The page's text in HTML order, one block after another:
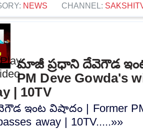
NEWS CHANNEL:
మాజీ ప్రధాని దేవెగౌడ
PM Deve Gowda's
| 10TV
ఇంట విషాదం | Former PM
away | 10TV.....»»